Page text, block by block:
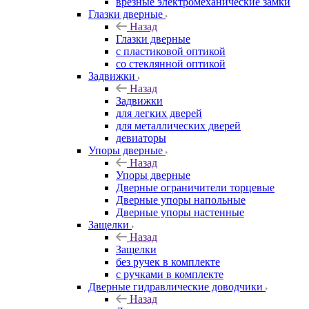
Глазки дверные
Назад
Глазки дверные
с пластиковой оптикой
со стеклянной оптикой
Задвижки
Назад
Задвижки
для легких дверей
для металлических дверей
девиаторы
Упоры дверные
Назад
Упоры дверные
Дверные ограничители торцевые
Дверные упоры напольные
Дверные упоры настенные
Защелки
Назад
Защелки
без ручек в комплекте
с ручками в комплекте
Дверные гидравлические доводчики
Назад